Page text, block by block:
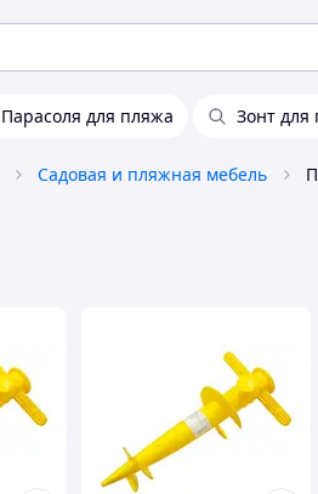
Парасоля для пляжа Зонт для
Садовая и пляжная мебель